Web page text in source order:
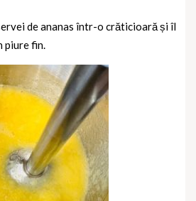
de ananas într-o crăticioară și îl
piure fin.